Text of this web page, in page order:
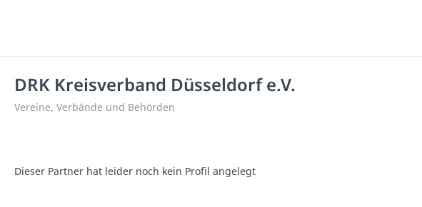
DRK Kreisverband Düsseldorf e.V.
Vereine, Verbände und Behörden
Dieser Partner hat leider noch kein Profil angelegt